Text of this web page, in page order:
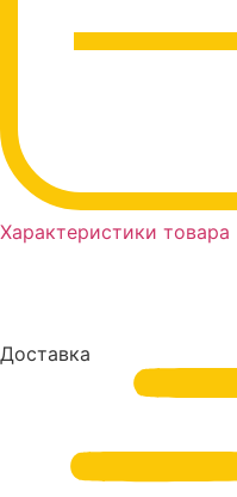
Характеристики товара
Доставка